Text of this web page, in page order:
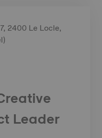
2400 Le Locle,
Leader